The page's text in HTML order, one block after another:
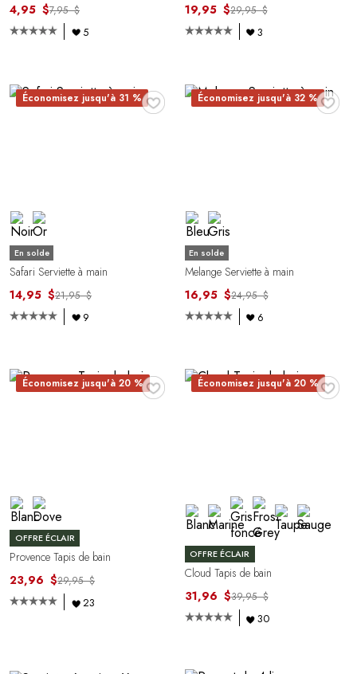
4,95 $7,95 $
5
19,95 $29,95 $
3
♥
Économisez jusqu'à 31 %
En solde
Safari Serviette à main
14,95 $21,95 $
9
♥
Économisez jusqu'à 32 %
En solde
Melange Serviette à main
16,95 $24,95 $
6
♥
Économisez jusqu'à 20 %
OFFRE ÉCLAIR
Provence Tapis de bain
23,96 $29,95 $
23
♥
Économisez jusqu'à 20 %
OFFRE ÉCLAIR
Cloud Tapis de bain
31,96 $39,95 $
30